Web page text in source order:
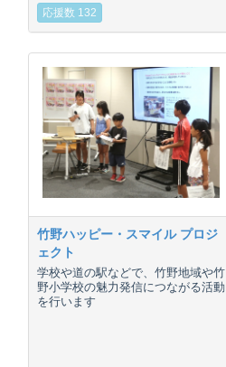
応援数 132
竹野ハッピー・スマイル プロジ
ェクト
学校や道の駅などで、竹野地域や竹
野小学校の魅力発信につながる活動
を行います